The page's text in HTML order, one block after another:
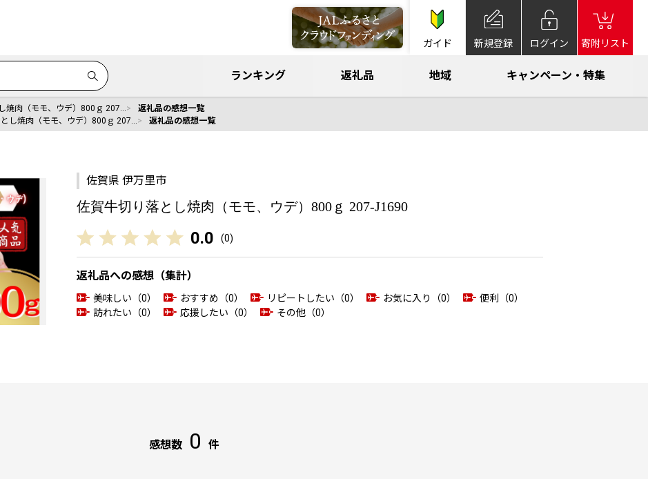
ガイド 新規登録 ログイン 寄附リスト
ランキング 返礼品 地域 キャンペーン・特集
焼肉（モモ、ウデ）800ｇ 207…
返礼品の感想一覧
し焼肉（モモ、ウデ）800ｇ 207… 返礼品の感想一覧
佐賀県 伊万里市
佐賀牛切り落とし焼肉（モモ、ウデ）800ｇ 207-J1690
0.0 (0)
返礼品への感想（集計）
美味しい（0） おすすめ（0） リピートしたい（0） お気に入り（0）
便利（0）
訪れたい（0）
応援したい（0） その他（0）
感想数 0 件